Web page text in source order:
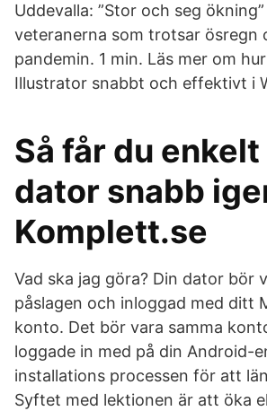
Uddevalla: ”Stor och seg
veteranerna som trotsar ösregn
pandemin. 1 min. Läs mer om
Illustrator snabbt och effektivt i
Så får du
dator snabb
Komplett.se
Vad ska jag göra? Din dator bör
påslagen och inloggad med ditt
konto. Det bör vara samma
loggade in med på din Android-
installations processen för att
Syftet med lektionen är att öka